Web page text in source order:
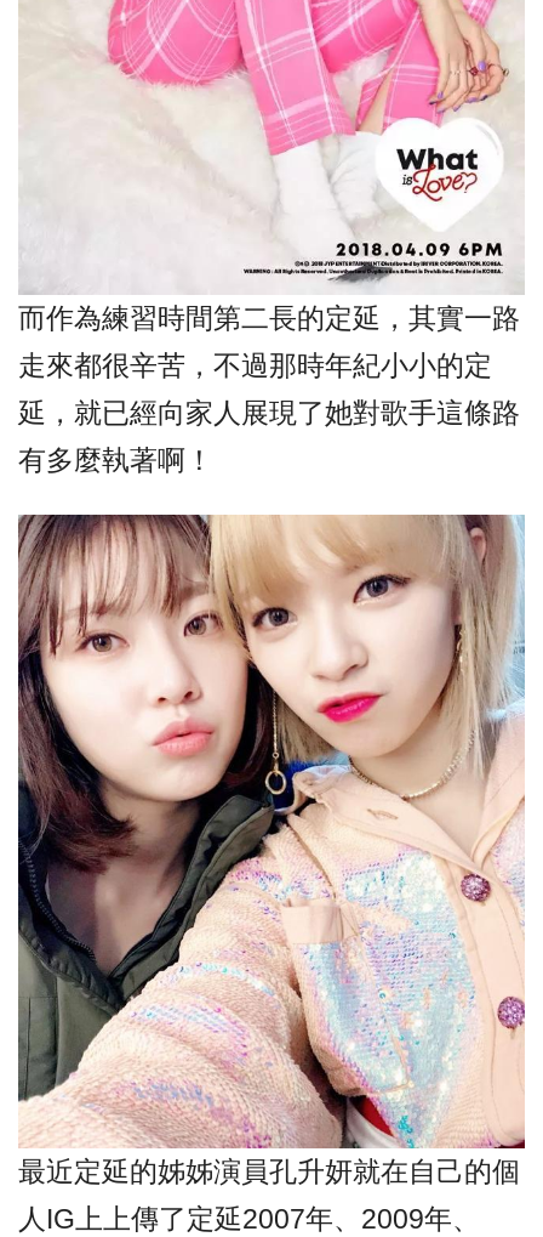
而作為練習時間第二長的定延，其實一路
走來都很辛苦，不過那時年紀小小的定
延，就已經向家人展現了她對歌手這條路
有多麼執著啊！
最近定延的姊姊演員孔升妍就在自己的個
人IG上上傳了定延2007年、2009年、